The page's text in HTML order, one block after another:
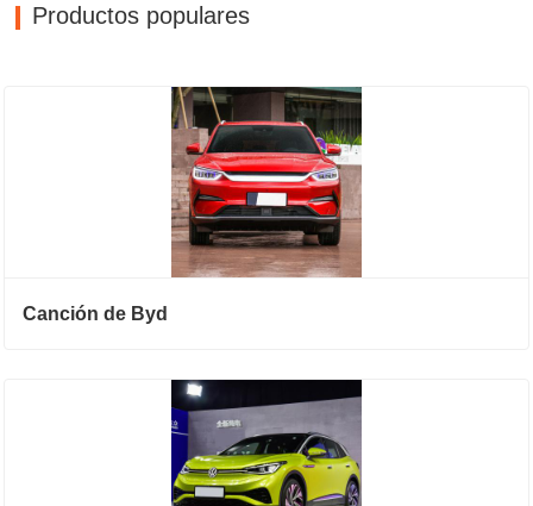
Productos populares
Canción de Byd